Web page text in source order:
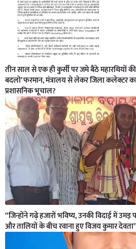
तीन साल से एक ही कुर्सी पर जमे बैठे महारथियों
बदलो’ फरमान, मंत्रालय से लेकर जिला कलेक्टर
प्रशासनिक भूचाल?
“जिन्होंने गढ़े हजारों भविष्य, उनकी विदाई में
और तालियों के बीच रवाना हुए विजय कुमार